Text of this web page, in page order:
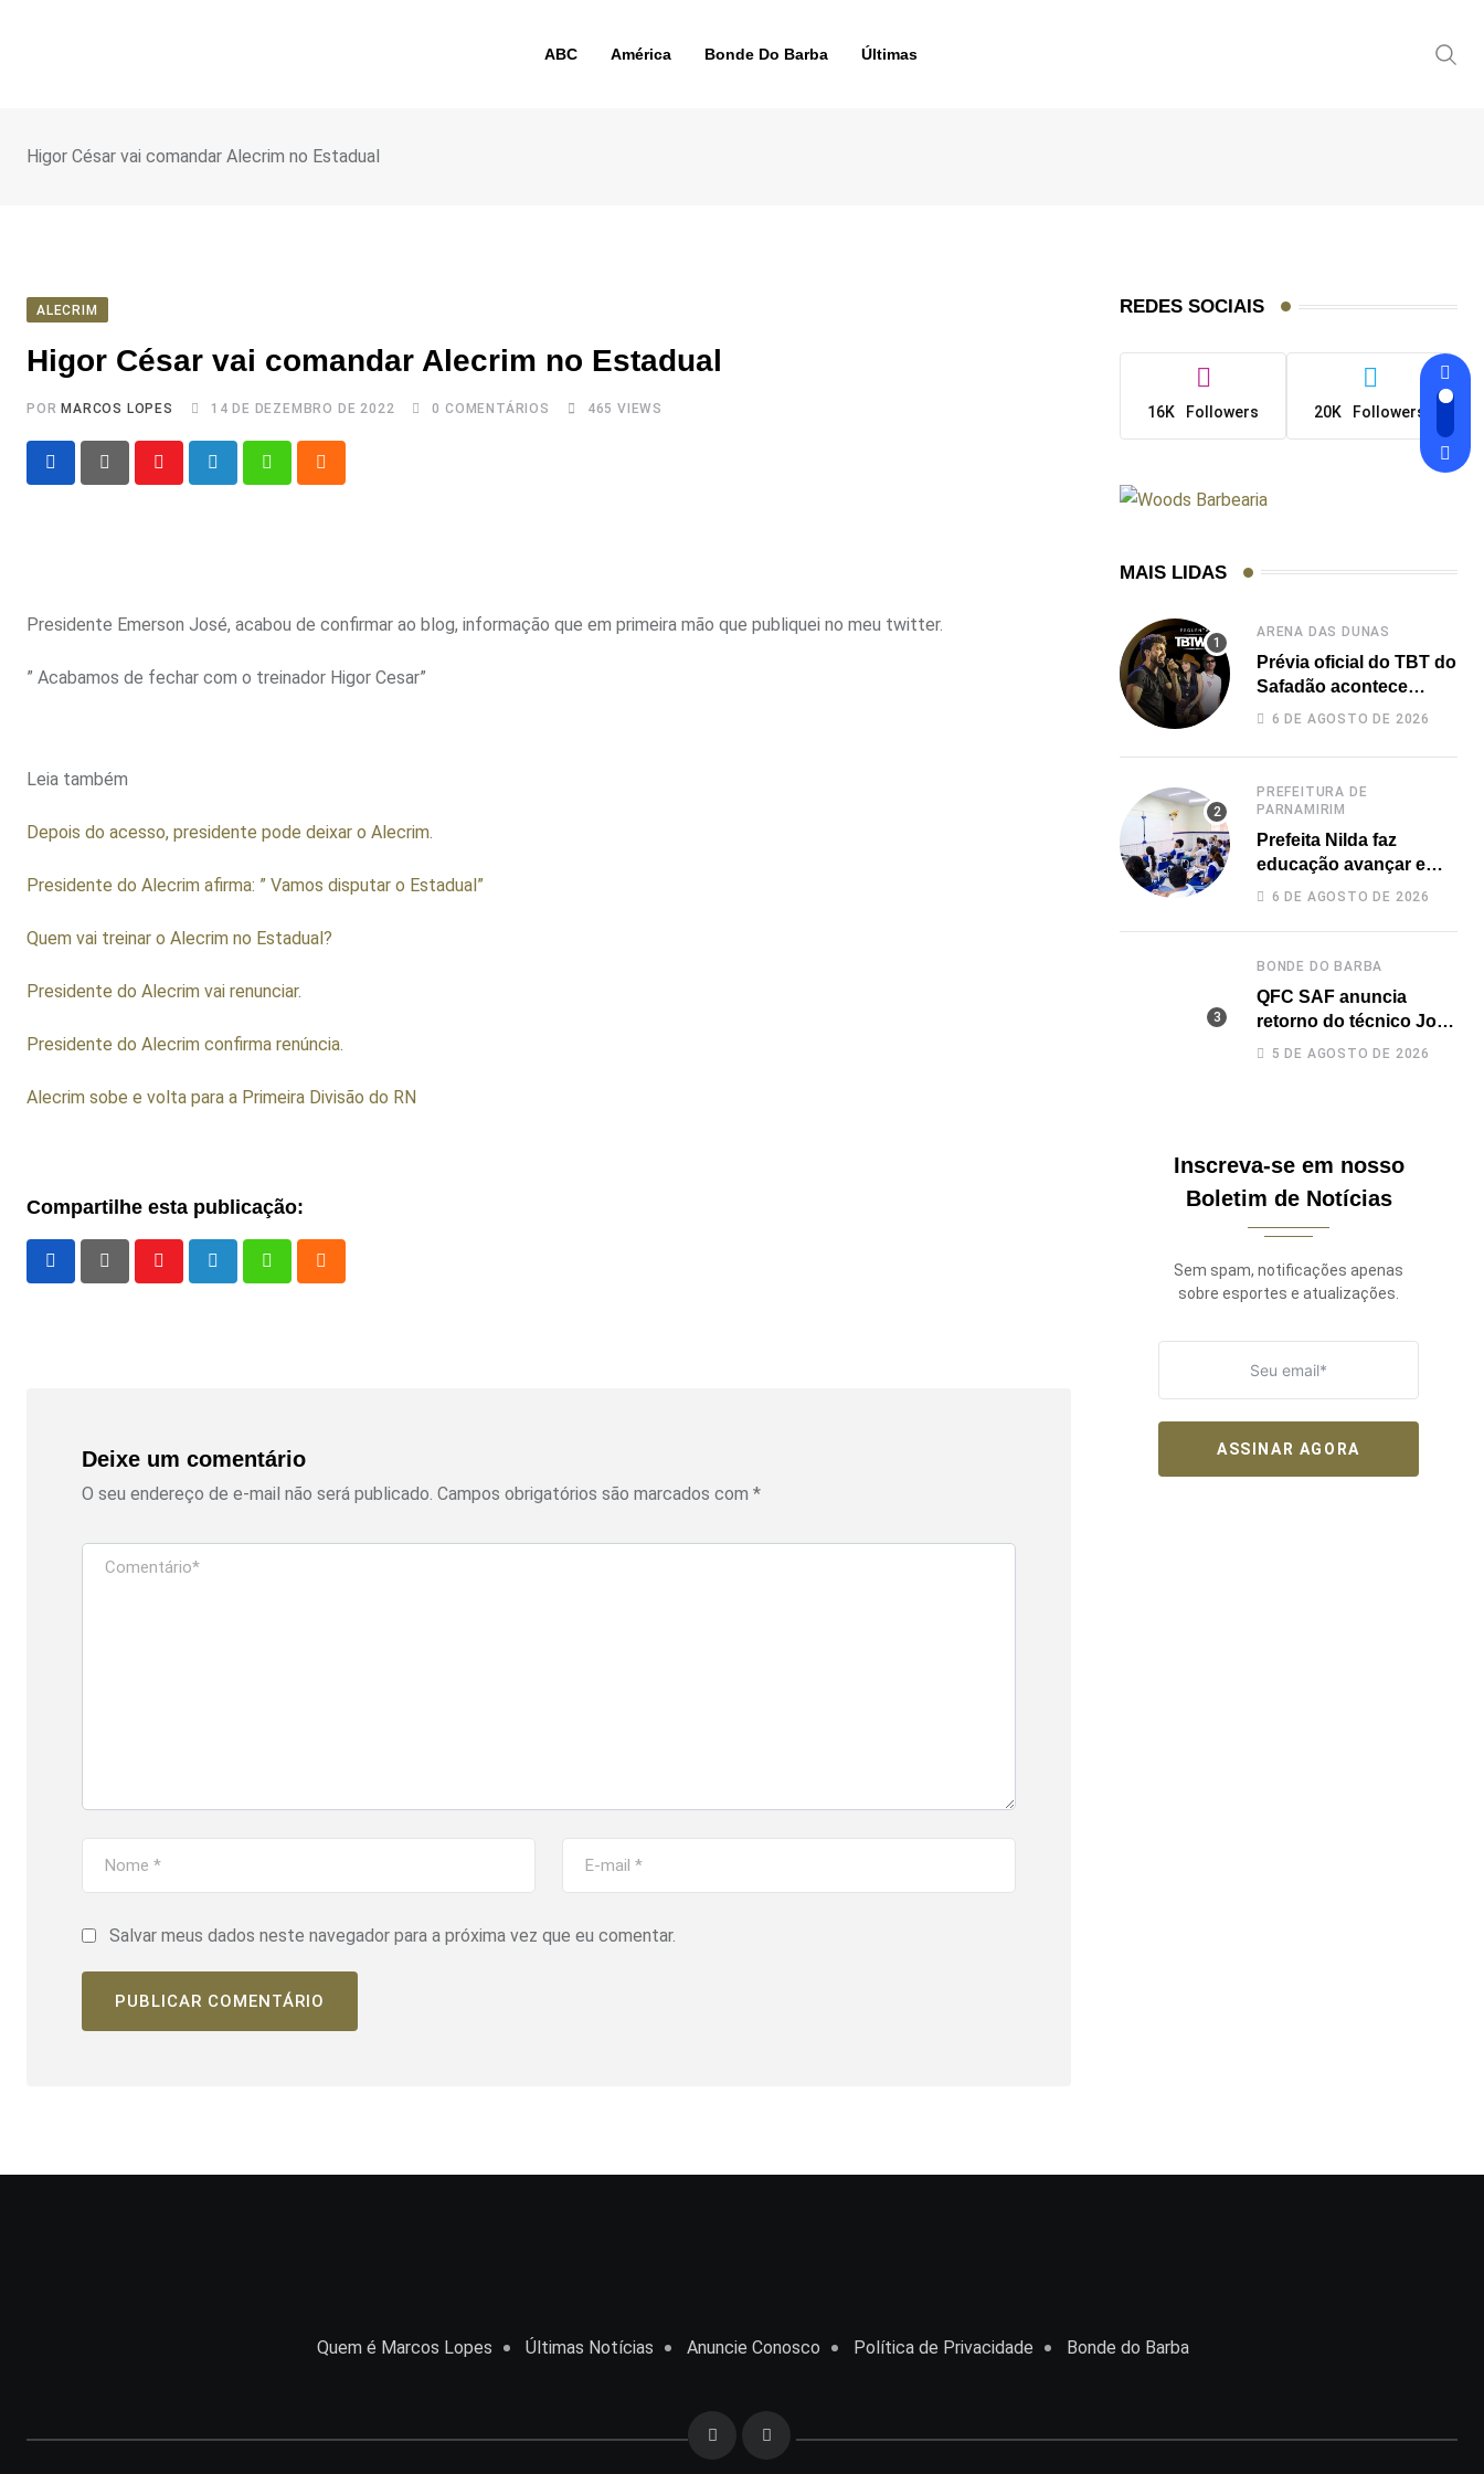
ABC América Bonde Do Barba Últimas
Higor César vai comandar Alecrim no Estadual
ALECRIM
Higor César vai comandar Alecrim no Estadual
POR MARCOS LOPES 14 DE DEZEMBRO DE 2022 0 COMENTÁRIOS 465 VIEWS
Presidente Emerson José, acabou de confirmar ao blog, informação que em primeira mão que publiquei no meu twitter.
” Acabamos de fechar com o treinador Higor Cesar”
Leia também
Depois do acesso, presidente pode deixar o Alecrim.
Presidente do Alecrim afirma: ” Vamos disputar o Estadual”
Quem vai treinar o Alecrim no Estadual?
Presidente do Alecrim vai renunciar.
Presidente do Alecrim confirma renúncia.
Alecrim sobe e volta para a Primeira Divisão do RN
Compartilhe esta publicação:
Deixe um comentário
O seu endereço de e-mail não será publicado. Campos obrigatórios são marcados com *
Salvar meus dados neste navegador para a próxima vez que eu comentar.
REDES SOCIAIS
16K Followers 20K Followers
MAIS LIDAS
ARENA DAS DUNAS
Prévia oficial do TBT do
Safadão acontece
nesta sexta no Rooftop
6 DE AGOSTO DE 2026
PREFEITURA DE
PARNAMIRIM
Prefeita Nilda faz
educação avançar e
leva Parnamirim ao
dos anos iniciais
6 DE AGOSTO DE 2026
BONDE DO BARBA
QFC SAF anuncia
retorno do técnico João
Paulo para a disputa da
5 DE AGOSTO DE 2026
Inscreva-se em nosso
Boletim de Notícias
Sem spam, notificações apenas
sobre esportes e atualizações.
ASSINAR AGORA
Quem é Marcos Lopes Últimas Notícias Anuncie Conosco Política de Privacidade Bonde do Barba